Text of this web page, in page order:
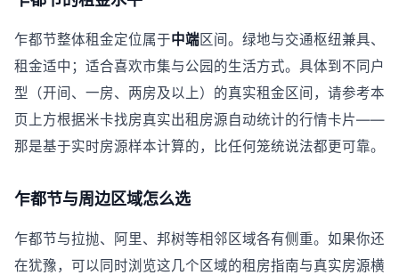
乍都节整体租金定位属于中端区间。绿地与交通枢纽兼具、
租金适中；适合喜欢市集与公园的生活方式。具体到不同户
型（开间、一房、两房及以上）的真实租金区间，请参考本
页上方根据米卡找房真实出租房源自动统计的行情卡片——
那是基于实时房源样本计算的，比任何笼统说法都更可靠。
乍都节与周边区域怎么选
乍都节与拉抛、阿里、邦树等相邻区域各有侧重。如果你还
在犹豫，可以同时浏览这几个区域的租房指南与真实房源横